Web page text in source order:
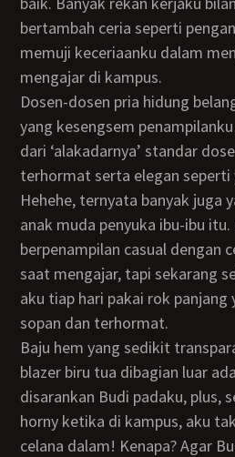
bertambah ceria seperti
memuji keceriaanku dalam
mengajar di kampus.
Dosen-dosen pria hidung belang jadi makin banyak
yang kesengsem
dari ‘alakadarnya’ standar
terhormat serta elegan seperti
Hehehe, ternyata banyak juga
anak muda penyuka ibu-ibu
berpenampilan casual dengan
saat mengajar, tapi sekarang
aku tiap hari pakai rok
sopan dan terhormat.
Baju hem yang sedikit transparan dengan setelan
blazer biru tua dibagian luar
disarankan Budi padaku, plus,
horny ketika di kampus, aku
celana dalam! Kenapa? Agar